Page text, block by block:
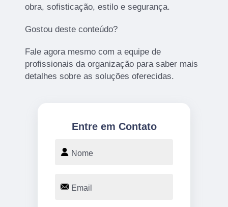
obra, sofisticação, estilo e segurança.
Gostou deste conteúdo?
Fale agora mesmo com a equipe de
profissionais da organização para saber mais
detalhes sobre as soluções oferecidas.
Entre em Contato